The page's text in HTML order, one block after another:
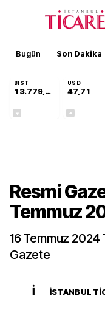
Bugün Son Dakika
BIST
13.779,39
USD
47,71
Resmi
Temmuz
16 Temmuz 2024
Gazete
İ İSTANBUL